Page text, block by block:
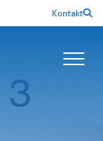
Kontakt